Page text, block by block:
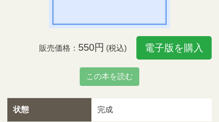
販売価格： 550円 (税込) 電子版を購入
この本を読む
状態 完成